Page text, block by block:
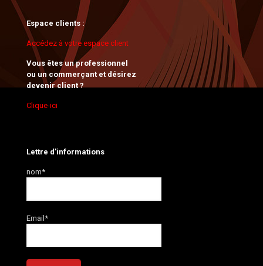
Espace clients :
Accédez à votre espace client
Vous êtes un professionnel
ou un commerçant et désirez
devenir client ?
Clique-ici
Lettre d’informations
nom*
Email*